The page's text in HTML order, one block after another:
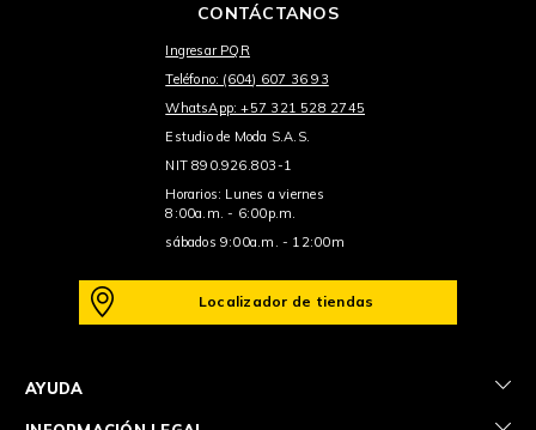
CONTÁCTANOS
Ingresar PQR
Teléfono: (604) 607 36 93
WhatsApp: +57 321 528 2745
Estudio de Moda S.A.S.
NIT 890.926.803-1
Horarios: Lunes a viernes
8:00a.m. - 6:00p.m.
sábados 9:00a.m. - 12:00m
Localizador de tiendas
AYUDA +
+